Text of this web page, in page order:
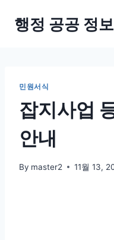
행정 공공 정보
민원서식
잡지사업
안내
By master2 11월 13,